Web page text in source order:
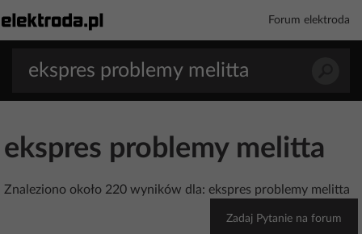
Forum elektroda
ekspres problemy melitta
Znaleziono około 220 wyników dla: ekspres problemy melitta
Zadaj Pytanie na forum